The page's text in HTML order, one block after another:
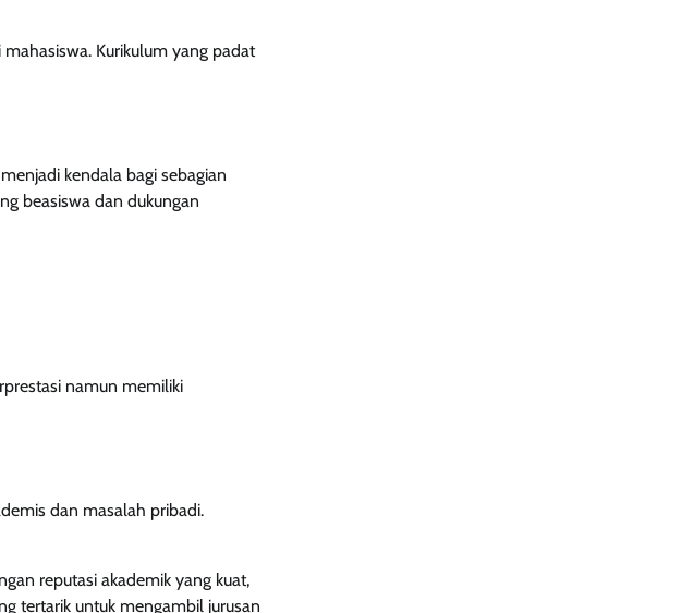
Kurikulum yang padat
kendala bagi sebagian
beasiswa dan dukungan
namun memiliki
dan masalah pribadi.
reputasi akademik yang kuat,
tertarik untuk mengambil jurusan